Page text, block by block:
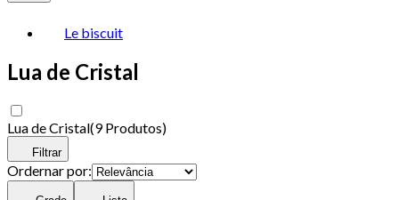
Le biscuit
Lua de Cristal
Lua de Cristal(9 Produtos)
Filtrar
Ordernar por: